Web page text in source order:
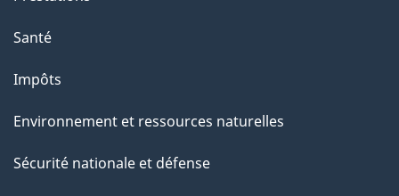
Santé
Impôts
Environnement et ressources naturelles
Sécurité nationale et défense